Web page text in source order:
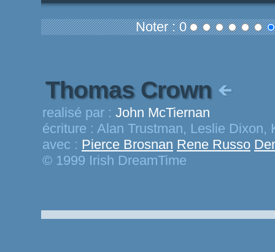
Noter : 0
Thomas Crown
realisé par : John McTiernan
écriture : Alan Trustman, Leslie Dixon,
avec : Pierce Brosnan Rene Russo
© 1999 Irish DreamTime